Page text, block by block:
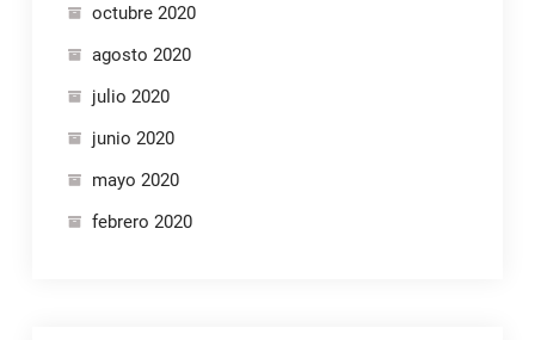
octubre 2020
agosto 2020
julio 2020
junio 2020
mayo 2020
febrero 2020